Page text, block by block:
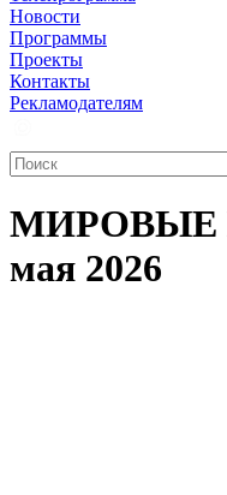
Новости
Программы
Проекты
Контакты
Рекламодателям
МИРОВЫЕ
мая 2026